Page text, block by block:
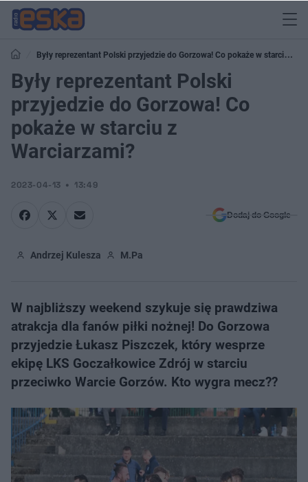
Były reprezentant Polski przyjedzie do Gorzowa! Co pokaże w starciu z
Warciarzami?
Były reprezentant Polski
przyjedzie do Gorzowa! Co
pokaże w starciu z
Warciarzami?
2023-04-13 13:49
Dodaj do Google
Andrzej Kulesza M.Pa
W najbliższy weekend szykuje się prawdziwa
atrakcja dla fanów piłki nożnej! Do Gorzowa
przyjedzie Łukasz Piszczek, który wesprze
ekipę LKS Goczałkowice Zdrój w starciu
przeciwko Warcie Gorzów. Kto wygra mecz??